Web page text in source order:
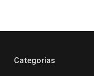
Categorias